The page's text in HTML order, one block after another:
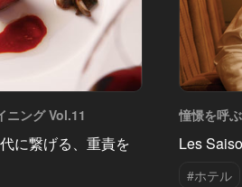
ニング Vol.11
に繋げる、重責を
憧憬を呼
Les
#ホテル